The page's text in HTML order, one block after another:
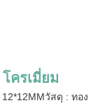
ครเมี่ยม
วัสดุ : ทอง